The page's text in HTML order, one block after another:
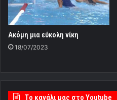
Ακόμη μια εύκολη νίκη
18/07/2023
Tο κανάλι μας στο Youtube